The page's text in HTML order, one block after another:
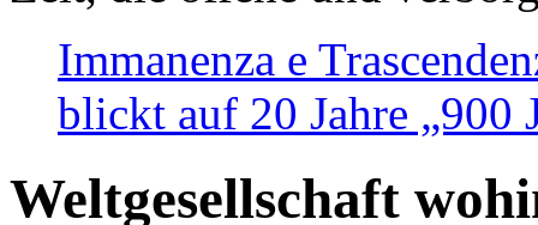
Immanenza e
blickt auf 20 Jahre „900
Weltgesellschaft